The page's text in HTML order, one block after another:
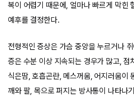
복이 어렵기 때문에, 얼마나 빠르게 막힌
예후를 결정한다.
전형적인 증상은 가슴 중앙을 누르거나
증은 수분 이상 지속되는 경우가 많고, 점
식은땀, 호흡곤란, 메스꺼움, 어지러움이
깨와 팔, 목으로 퍼지는 방사통이 나타나